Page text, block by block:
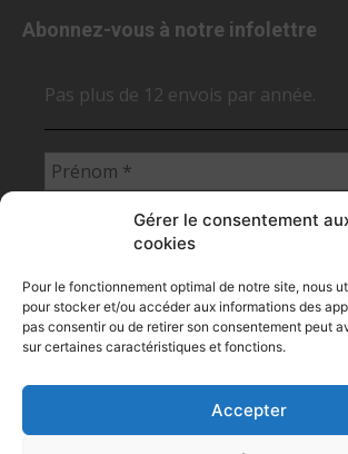
Gérer le consentement
cookies
Pour le fonctionnement optimal de notre site, nous
pour stocker et/ou accéder aux informations des
pas consentir ou de retirer son consentement peut
sur certaines caractéristiques et fonctions.
Accepter
Abonnez-vous à notre infolettre
Pas plus de 12 envois par année.